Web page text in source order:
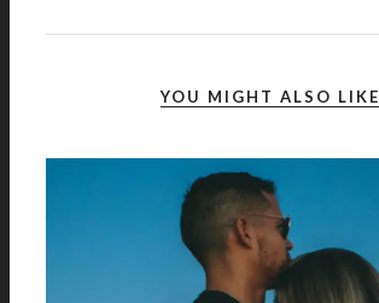
YOU MIGHT ALSO LIKE